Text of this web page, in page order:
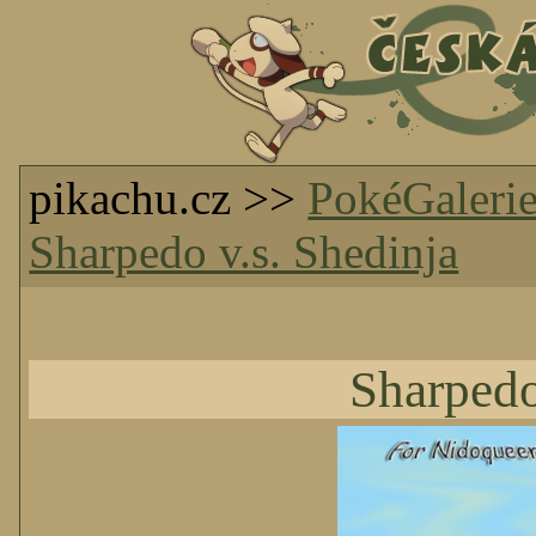
pikachu.cz >>
Sharpedo v.s. Shedinja